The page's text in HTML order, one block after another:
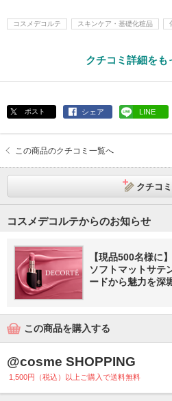
コスメデコルテ スキンケア・基礎化粧品
クチコミ詳細をも
ポスト シェア LINE
この商品のクチコミ一覧へ
クチコ
コスメデコルテからのお知らせ
【現品500名様に
ソフトマットサテ
ードから魅力を深
この商品を購入する
@cosme SHOPPING
1,500円（税込）以上ご購入で送料無料